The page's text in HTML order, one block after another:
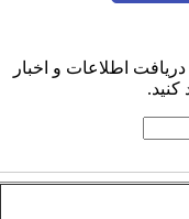
اطلاعات و اخبار